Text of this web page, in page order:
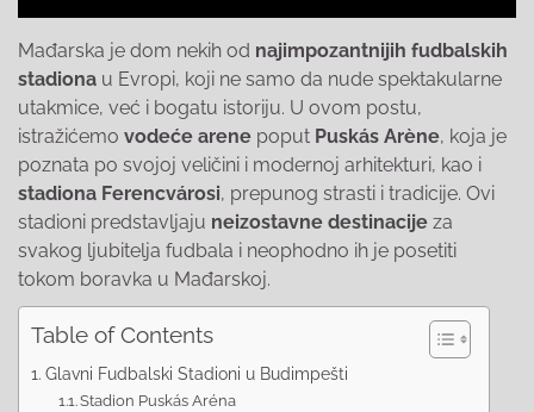
Mađarska je dom nekih od najimpozantnijih fudbalskih
stadiona u Evropi, koji ne samo da nude spektakularne
utakmice, već i bogatu istoriju. U ovom postu,
istražićemo vodeće arene poput Puskás Arène, koja je
poznata po svojoj veličini i modernoj arhitekturi, kao i
stadiona Ferencvárosi, prepunog strasti i tradicije. Ovi
stadioni predstavljaju neizostavne destinacije za
svakog ljubitelja fudbala i neophodno ih je posetiti
tokom boravka u Mađarskoj.
Table of Contents
Glavni Fudbalski Stadioni u Budimpešti
Stadion Puskás Aréna